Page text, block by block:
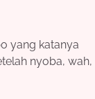
yang katanya
nyoba, wah,